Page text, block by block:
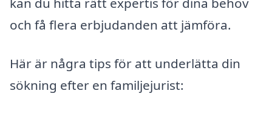
och få flera erbjudanden att jämföra.
Här är några tips för att underlätta din
sökning efter en familjejurist: